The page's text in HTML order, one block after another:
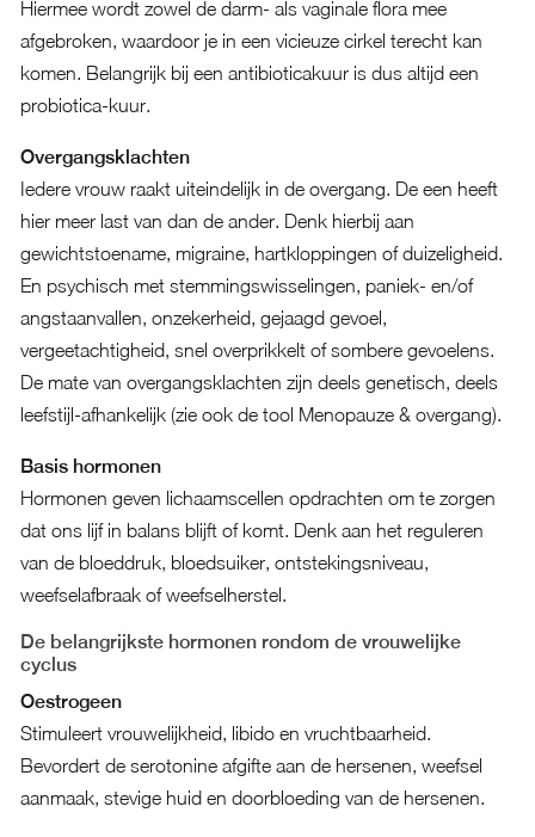
Hiermee wordt zowel de darm- als vaginale flora mee
afgebroken, waardoor je in een vicieuze cirkel terecht kan
komen. Belangrijk bij een antibioticakuur is dus altijd een
probiotica-kuur.
Overgangsklachten
Iedere vrouw raakt uiteindelijk in de overgang. De een heeft
hier meer last van dan de ander. Denk hierbij aan
gewichtstoename, migraine, hartkloppingen of duizeligheid.
En psychisch met stemmingswisselingen, paniek- en/of
angstaanvallen, onzekerheid, gejaagd gevoel,
vergeetachtigheid, snel overprikkelt of sombere gevoelens.
De mate van overgangsklachten zijn deels genetisch, deels
leefstijl-afhankelijk (zie ook de tool Menopauze & overgang).
Basis hormonen
Hormonen geven lichaamscellen opdrachten om te zorgen
dat ons lijf in balans blijft of komt. Denk aan het reguleren
van de bloeddruk, bloedsuiker, ontstekingsniveau,
weefselafbraak of weefselherstel.
De belangrijkste hormonen rondom de vrouwelijke
cyclus
Oestrogeen
Stimuleert vrouwelijkheid, libido en vruchtbaarheid.
Bevordert de serotonine afgifte aan de hersenen, weefsel
aanmaak, stevige huid en doorbloeding van de hersenen.